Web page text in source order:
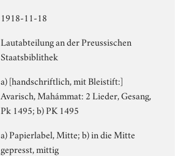
1918-11-18
Lautabteilung an der Preussischen
Staatsbiblithek
a) [handschriftlich, mit Bleistift:]
Avarisch, Mahámmat: 2 Lieder, Gesang,
Pk 1495; b) PK 1495
a) Papierlabel, Mitte; b) in die Mitte
gepresst, mittig